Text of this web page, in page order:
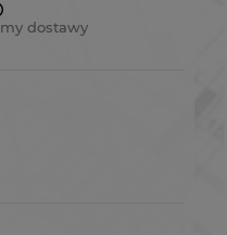
kosztów
dostawy